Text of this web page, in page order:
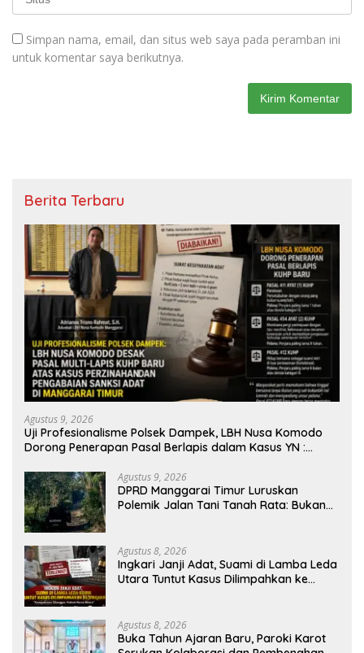
Simpan nama, email, dan situs web saya pada peramban ini
untuk komentar saya berikutnya.
Berita Terbaru
Agustus 9, 2026
Uji Profesionalisme Polsek Dampek, LBH Nusa Komodo
Dorong Penerapan Pasal Berlapis dalam Kasus YN :
Agustus 9, 2026
DPRD Manggarai Timur Luruskan
Polemik Jalan Tani Tanah Rata: Bukan
Agustus 8, 2026
Ingkari Janji Adat, Suami di Lamba Leda
Utara Tuntut Kasus Dilimpahkan ke
Agustus 8, 2026
Buka Tahun Ajaran Baru, Paroki Karot